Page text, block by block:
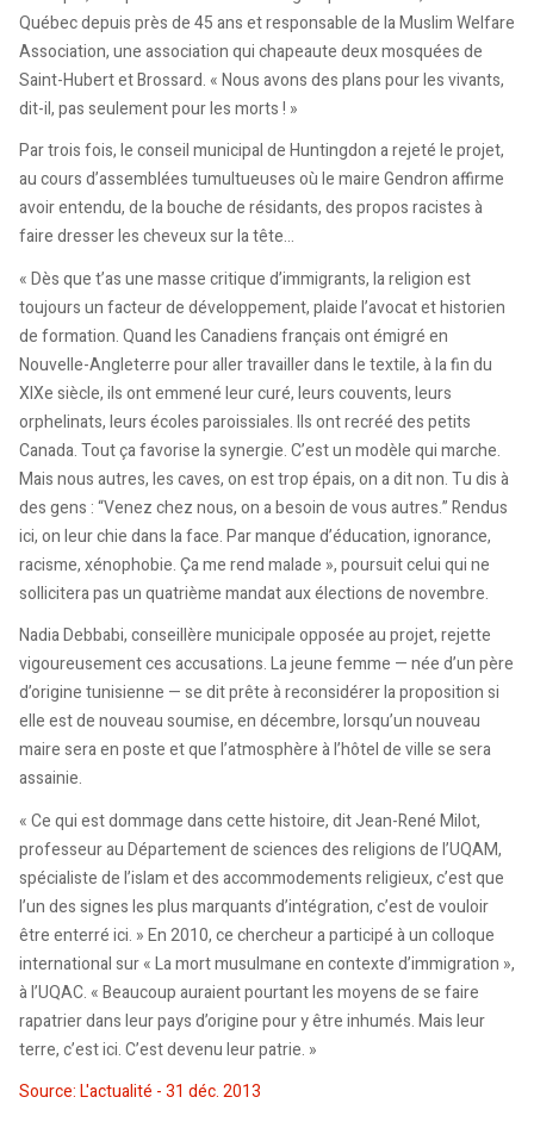
Québec depuis près de 45 ans et responsable de la Muslim Welfare
Association, une association qui chapeaute deux mosquées de
Saint-Hubert et Brossard. « Nous avons des plans pour les vivants,
dit-il, pas seulement pour les morts ! »
Par trois fois, le conseil municipal de Huntingdon a rejeté le projet,
au cours d’assemblées tumultueuses où le maire Gendron affirme
avoir entendu, de la bouche de résidants, des propos racistes à
faire dresser les cheveux sur la tête…
« Dès que t’as une masse critique d’immigrants, la religion est
toujours un facteur de développement, plaide l’avocat et historien
de formation. Quand les Canadiens français ont émigré en
Nouvelle-Angleterre pour aller travailler dans le textile, à la fin du
XIXe siècle, ils ont emmené leur curé, leurs couvents, leurs
orphelinats, leurs écoles paroissiales. Ils ont recréé des petits
Canada. Tout ça favorise la synergie. C’est un modèle qui marche.
Mais nous autres, les caves, on est trop épais, on a dit non. Tu dis à
des gens : “Venez chez nous, on a besoin de vous autres.” Rendus
ici, on leur chie dans la face. Par manque d’éducation, ignorance,
racisme, xénophobie. Ça me rend malade », poursuit celui qui ne
sollicitera pas un quatrième mandat aux élections de novembre.
Nadia Debbabi, conseillère municipale opposée au projet, rejette
vigoureusement ces accusations. La jeune femme — née d’un père
d’origine tunisienne — se dit prête à reconsidérer la proposition si
elle est de nouveau soumise, en décembre, lorsqu’un nouveau
maire sera en poste et que l’atmosphère à l’hôtel de ville se sera
assainie.
« Ce qui est dommage dans cette histoire, dit Jean-René Milot,
professeur au Département de sciences des religions de l’UQAM,
spécialiste de l’islam et des accommodements religieux, c’est que
l’un des signes les plus marquants d’intégration, c’est de vouloir
être enterré ici. » En 2010, ce chercheur a participé à un colloque
international sur « La mort musulmane en contexte d’immigration »,
à l’UQAC. « Beaucoup auraient pourtant les moyens de se faire
rapatrier dans leur pays d’origine pour y être inhumés. Mais leur
terre, c’est ici. C’est devenu leur patrie. »
Source: L'actualité - 31 déc. 2013